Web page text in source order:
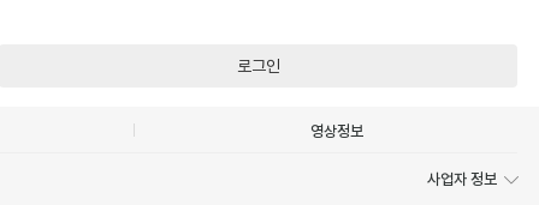
로그인
영상정보
사업자 정보